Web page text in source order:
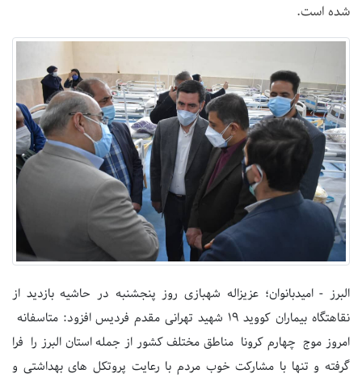
شده است.
البرز - امیدبانوان؛ عزیزاله شهبازی روز پنجشنبه در حاشیه بازدید از
نقاهتگاه بیماران کووید ۱۹ شهید تهرانی مقدم فردیس افزود: متاسفانه
امروز موج چهارم کرونا مناطق مختلف کشور از جمله استان البرز را فرا
گرفته و تنها با مشارکت خوب مردم با رعایت پروتکل های بهداشتی و